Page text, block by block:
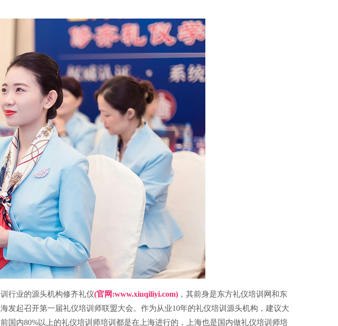
行业的源头机构修齐礼仪(官网:www.xiuqiliyi.com) ，其前身是东方礼仪培训网和东
发起召开第一届礼仪培训师联盟大会。作为从业10年的礼仪培训源头机构，建议大
内80%以上的礼仪培训师培训都是在上海进行的，上海也是国内做礼仪培训师培